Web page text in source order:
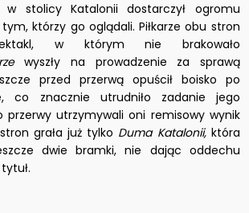
w stolicy Katalonii dostarczył ogromu
którzy go oglądali. Piłkarze obu stron
w którym nie brakowało
wyszły na prowadzenie za sprawą
przed przerwą opuścił boisko po
co znacznie utrudniło zadanie jego
utrzymywali oni remisowy wynik
grała już tylko Duma Katalonii, która
dwie bramki, nie dając oddechu